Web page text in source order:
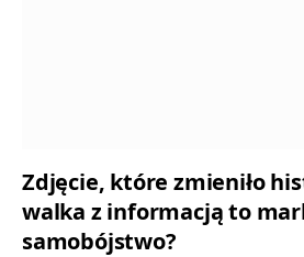
Zdjęcie, które zmieniło
walka z informacją to
samobójstwo?